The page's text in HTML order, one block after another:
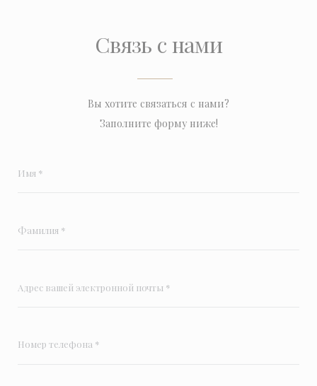
Связь с нами
Вы хотите связаться с нами?
Заполните форму ниже!